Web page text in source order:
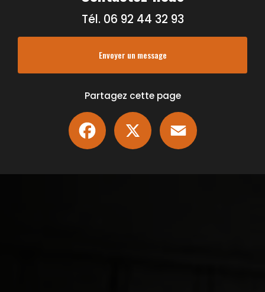
Tél. 06 92 44 32 93
Envoyer un message
Partagez cette page
Facebook